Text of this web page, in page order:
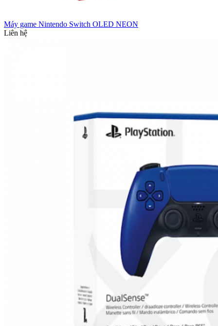
Máy game Nintendo Switch OLED NEON
Liên hệ